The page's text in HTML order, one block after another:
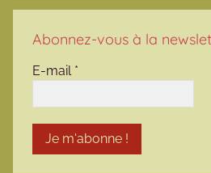
Abonnez-vous à la
E-mail *